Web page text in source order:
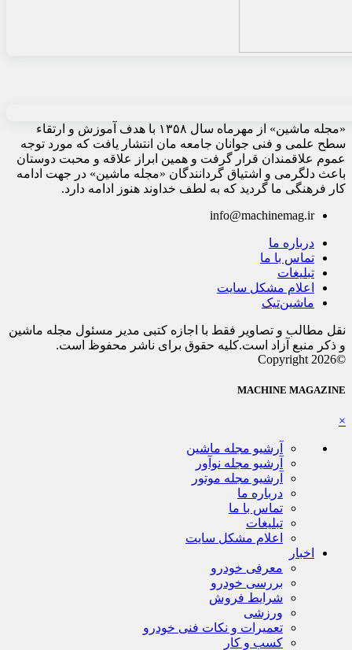
«مجله ماشین» از مهرماه سال ۱۳۵۸ با هدف آموزش و ارتقاء
سطح علمی و فنی جوانان جامعه مان انتشار یافت که مورد توجه
عموم علاقمندان قرار گرفت و همین ابراز علاقه و محبت دوستان
باعث دلگرمی و اشتیاق گردانندگان «مجله ماشین» در جهت ادامه
کار فرهنگی ما گردید که به لطف خداوند هنوز ادامه دارد.
info@machinemag.ir
درباره ما
تماس با ما
تبلیغات
اعلام مشکل سایت
ماشین‌تیک
نقل مطالب و تصاویر فقط با اجازه کتبی مدیر مسئول مجله ماشین
و ذکر منبع آزاد است.کلیه حقوق برای ناشر محفوظ است.
©Copyright 2026
MACHINE MAGAZINE
×
آرشیو مجله ماشین
آرشیو مجله نوآور
آرشیو مجله موتور
درباره ما
تماس با ما
تبلیغات
اعلام مشکل سایت
اخبار
معرفی خودرو
بررسی خودرو
شرایط فروش
ورزشی
تعمیرات و نکات فنی خودرو
کسب و کار